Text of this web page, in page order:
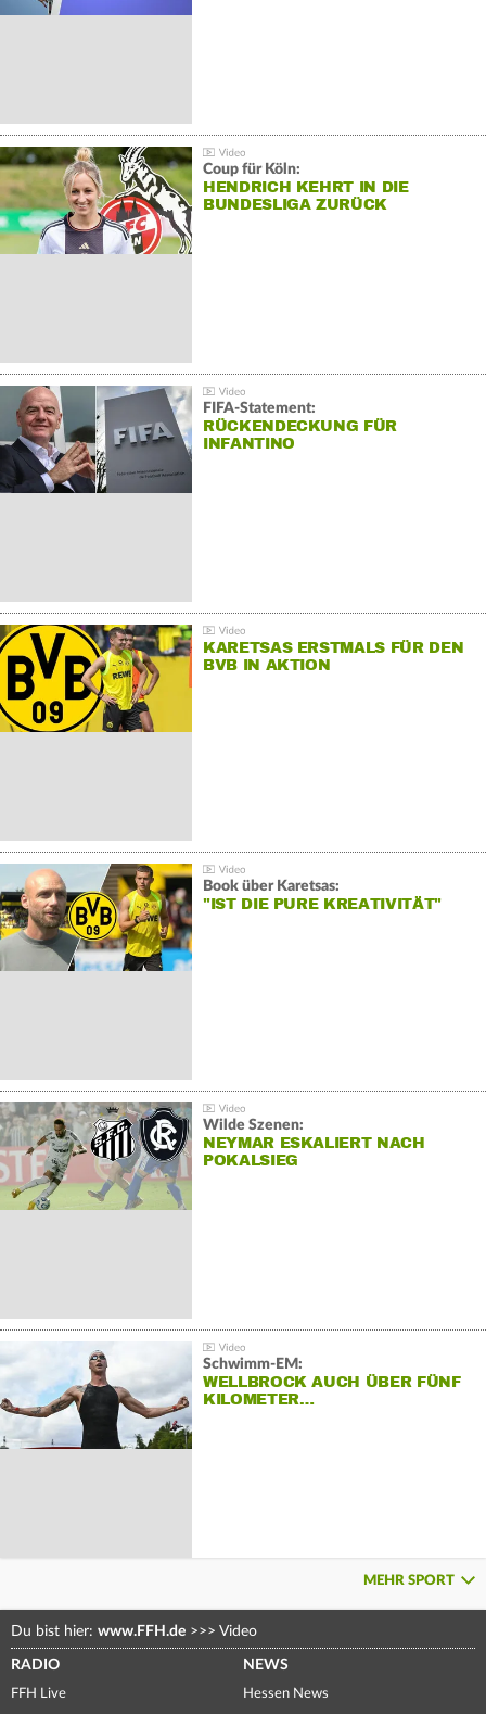
Coup für Köln:
HENDRICH KEHRT IN DIE
BUNDESLIGA ZURÜCK
FIFA-Statement:
RÜCKENDECKUNG FÜR
INFANTINO
KARETSAS ERSTMALS FÜR DEN
BVB IN AKTION
Book über Karetsas:
"IST DIE PURE KREATIVITÄT"
Wilde Szenen:
NEYMAR ESKALIERT NACH
POKALSIEG
Schwimm-EM:
WELLBROCK AUCH ÜBER FÜNF
KILOMETER…
MEHR SPORT
Du bist hier: www.FFH.de >>> Video
RADIO
FFH Live
NEWS
Hessen News